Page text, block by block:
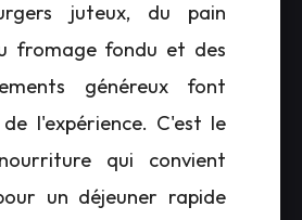
juteux, du pain
fromage fondu et des
généreux font
l'expérience. C'est le
qui convient
un déjeuner rapide